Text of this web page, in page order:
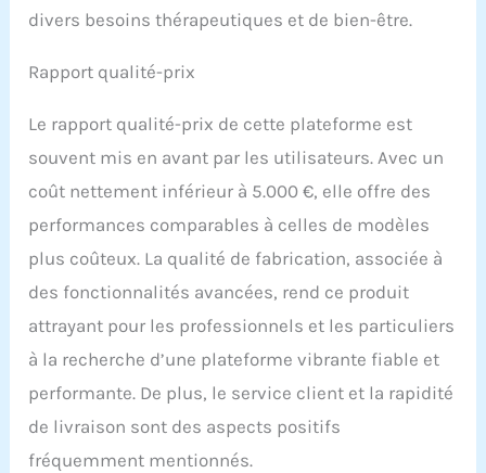
divers besoins thérapeutiques et de bien-être.
Rapport qualité-prix
Le rapport qualité-prix de cette plateforme est
souvent mis en avant par les utilisateurs. Avec un
coût nettement inférieur à 5.000 €, elle offre des
performances comparables à celles de modèles
plus coûteux. La qualité de fabrication, associée à
des fonctionnalités avancées, rend ce produit
attrayant pour les professionnels et les particuliers
à la recherche d’une plateforme vibrante fiable et
performante. De plus, le service client et la rapidité
de livraison sont des aspects positifs
fréquemment mentionnés.